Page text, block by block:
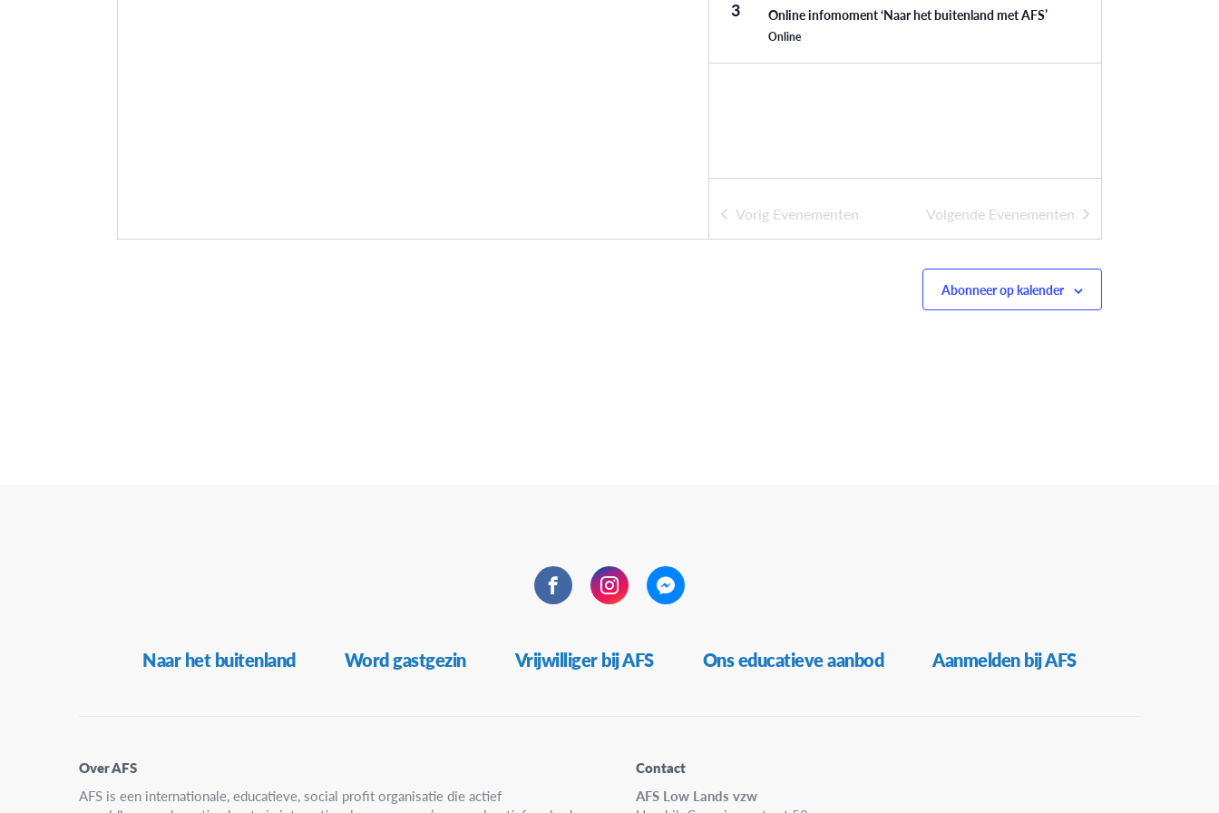
3 Online infomoment ‘Naar het buitenland met AFS’
Online
Vorig Evenementen Volgende Evenementen
Abonneer op kalender
FacebookInstagramMessenger
Naar het buitenland Word gastgezin Vrijwilliger bij AFS Ons educatieve aanbod Aanmelden bij AFS
Contact
AFS Low Lands vzw
Over AFS
AFS is een internationale, educatieve, social profit organisatie die actief